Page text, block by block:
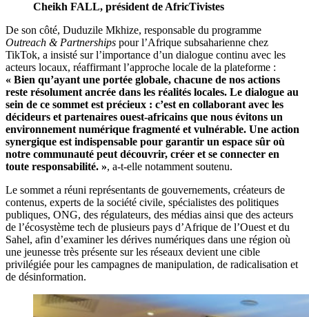
Cheikh FALL, président de AfricTivistes
De son côté, Duduzile Mkhize, responsable du programme
Outreach & Partnerships pour l’Afrique subsaharienne chez
TikTok, a insisté sur l’importance d’un dialogue continu avec les
acteurs locaux, réaffirmant l’approche locale de la plateforme :
« Bien qu’ayant une portée globale, chacune de nos actions
reste résolument ancrée dans les réalités locales. Le dialogue au
sein de ce sommet est précieux : c’est en collaborant avec les
décideurs et partenaires ouest-africains que nous évitons un
environnement numérique fragmenté et vulnérable. Une action
synergique est indispensable pour garantir un espace sûr où
notre communauté peut découvrir, créer et se connecter en
toute responsabilité. », a-t-elle notamment soutenu.
Le sommet a réuni représentants de gouvernements, créateurs de
contenus, experts de la société civile, spécialistes des politiques
publiques, ONG, des régulateurs, des médias ainsi que des acteurs
de l’écosystème tech de plusieurs pays d’Afrique de l’Ouest et du
Sahel, afin d’examiner les dérives numériques dans une région où
une jeunesse très présente sur les réseaux devient une cible
privilégiée pour les campagnes de manipulation, de radicalisation et
de désinformation.